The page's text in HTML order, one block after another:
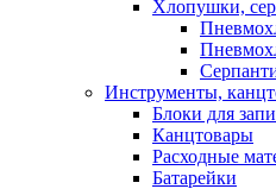
Хлопушки,
Инструменты,
Блоки для
Канцтовары
Расходные
Батарейки